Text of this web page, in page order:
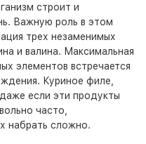
строит и
Важную роль в этом
трех незаменимых
и валина. Максимальная
элементов встречается
Куриное филе,
если эти продукты
часто,
набрать сложно.